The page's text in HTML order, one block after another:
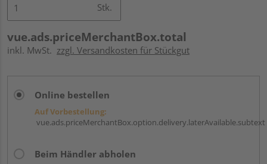
Stk.
vue.ads.priceMerchantBox.total
inkl. MwSt. zzgl. Versandkosten für Stückgut
Online bestellen
Auf Vorbestellung:
vue.ads.priceMerchantBox.option.delivery.laterAvailable.subtext
Beim Händler abholen